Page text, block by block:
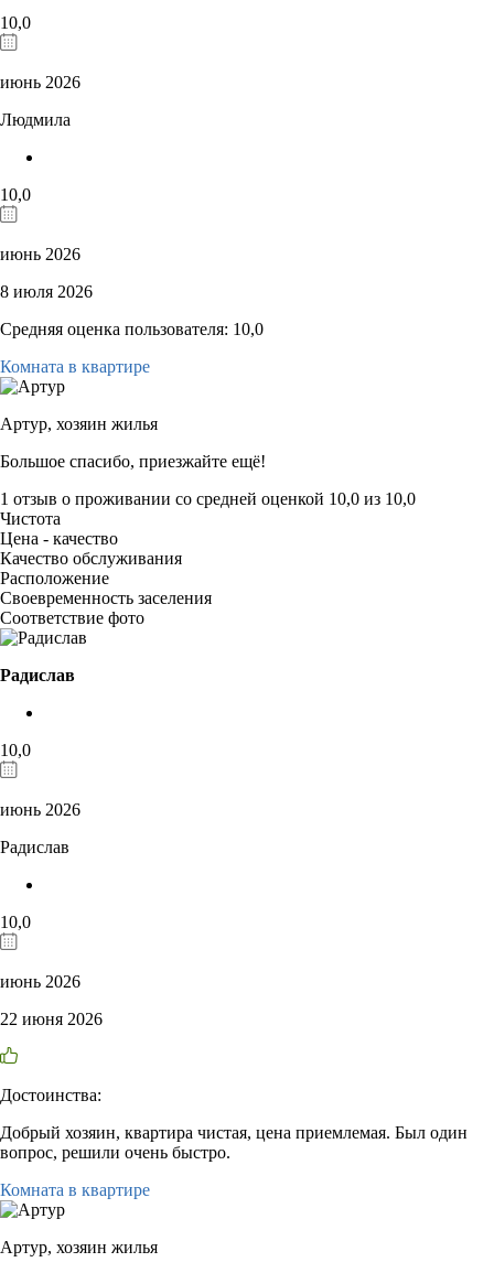
10,0
июнь 2026
Людмила
10,0
июнь 2026
8 июля 2026
Средняя оценка пользователя: 10,0
Комната в квартире
Артур, хозяин жилья
Большое спасибо, приезжайте ещё!
1 отзыв о проживании со средней оценкой 10,0 из 10,0
Чистота
Цена - качество
Качество обслуживания
Расположение
Своевременность заселения
Соответствие фото
Радислав
10,0
июнь 2026
Радислав
10,0
июнь 2026
22 июня 2026
Достоинства:
Добрый хозяин, квартира чистая, цена приемлемая. Был один
вопрос, решили очень быстро.
Комната в квартире
Артур, хозяин жилья